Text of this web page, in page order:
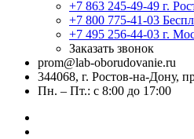
+7 863 245-49-49 г.
+7 800 775-41-03
+7 495 256-44-03 г.
Заказать звонок
prom@lab-oborudovanie.ru
344068, г. Ростов-на-Дону,
Пн. – Пт.: с 8:00 до 17:00